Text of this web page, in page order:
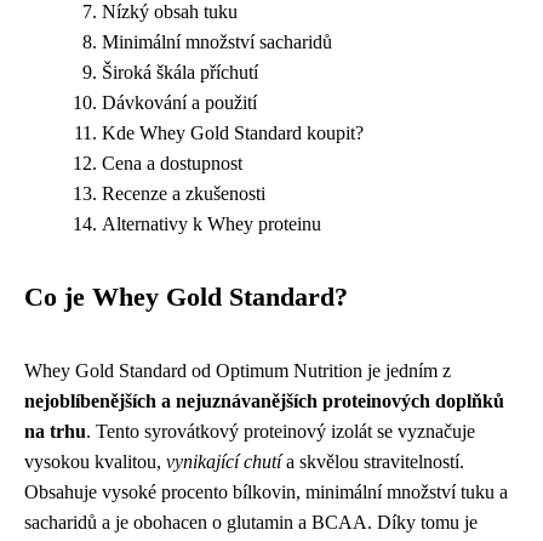
Nízký obsah tuku
Minimální množství sacharidů
Široká škála příchutí
Dávkování a použití
Kde Whey Gold Standard koupit?
Cena a dostupnost
Recenze a zkušenosti
Alternativy k Whey proteinu
Co je Whey Gold Standard?
Whey Gold Standard od Optimum Nutrition je jedním z
nejoblíbenějších a nejuznávanějších proteinových doplňků
na trhu. Tento syrovátkový proteinový izolát se vyznačuje
vysokou kvalitou, vynikající chutía skvělou stravitelností.
Obsahuje vysoké procento bílkovin, minimální množství tuku a
sacharidů a je obohacen o glutamin a BCAA. Díky tomu je